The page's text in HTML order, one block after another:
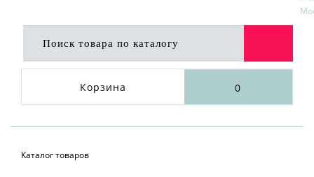
Корзина 0
Каталог товаров